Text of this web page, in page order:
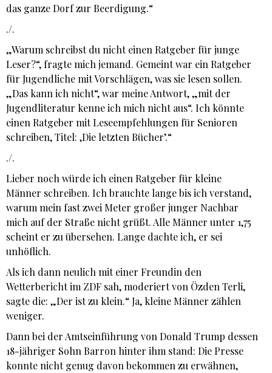
das ganze Dorf zur Beerdigung.“
./.
„Warum schreibst du nicht einen Ratgeber für junge
Leser?“, fragte mich jemand. Gemeint war ein Ratgeber
für Jugendliche mit Vorschlägen, was sie lesen sollen.
„Das kann ich nicht“, war meine Antwort, „mit der
Jugendliteratur kenne ich mich nicht aus“. Ich könnte
einen Ratgeber mit Leseempfehlungen für Senioren
schreiben, Titel: ‚Die letzten Bücher’.“
./.
Lieber noch würde ich einen Ratgeber für kleine
Männer schreiben. Ich brauchte lange bis ich verstand,
warum mein fast zwei Meter großer junger Nachbar
mich auf der Straße nicht grüßt. Alle Männer unter 1,75
scheint er zu übersehen. Lange dachte ich, er sei
unhöflich.
Als ich dann neulich mit einer Freundin den
Wetterbericht im ZDF sah, moderiert von Özden Terli,
sagte die: „Der ist zu klein.“ Ja, kleine Männer zählen
weniger.
Dann bei der Amtseinführung von Donald Trump dessen
18-jähriger Sohn Barron hinter ihm stand: Die Presse
konnte nicht genug davon bekommen zu erwähnen,